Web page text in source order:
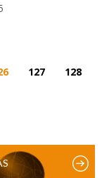
127
128